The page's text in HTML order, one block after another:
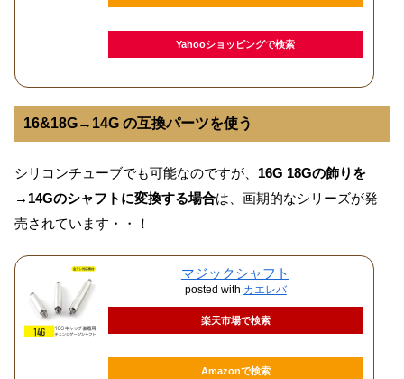
Yahooショッピングで検索
16&18G→14G の互換パーツを使う
シリコンチューブでも可能なのですが、 16G 18Gの飾りを
→14Gのシャフトに変換する場合は、画期的なシリーズが発
売されています・・！
マジックシャフト
posted with カエレバ
楽天市場で検索
Amazonで検索